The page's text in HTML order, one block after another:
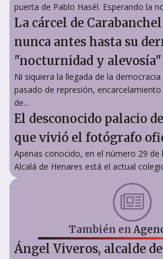
puerta de Pablo Hasél. Esperando la
La cárcel de
nunca antes hasta su
"nocturnidad y alevosía"
Ni siquiera la llegada de la
pasado de represión,
de...
El desconocido palacio
que vivió el fotógrafo
Apenas conocido, en el número 29 de
Alcalá de Henares está el actual
También en
Ángel Viveros, alcalde